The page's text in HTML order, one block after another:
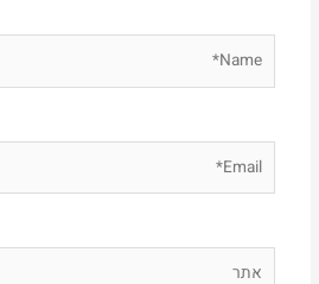
Name*
Email*
אתר